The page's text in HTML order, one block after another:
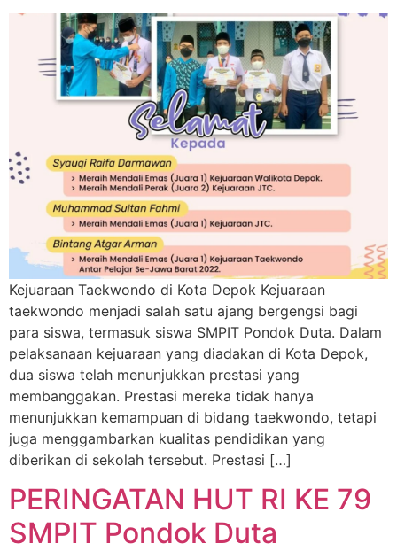
Kejuaraan Taekwondo di Kota Depok Kejuaraan
taekwondo menjadi salah satu ajang bergengsi bagi
para siswa, termasuk siswa SMPIT Pondok Duta. Dalam
pelaksanaan kejuaraan yang diadakan di Kota Depok,
dua siswa telah menunjukkan prestasi yang
membanggakan. Prestasi mereka tidak hanya
menunjukkan kemampuan di bidang taekwondo, tetapi
juga menggambarkan kualitas pendidikan yang
diberikan di sekolah tersebut. Prestasi […]
PERINGATAN HUT RI KE 79
SMPIT Pondok Duta